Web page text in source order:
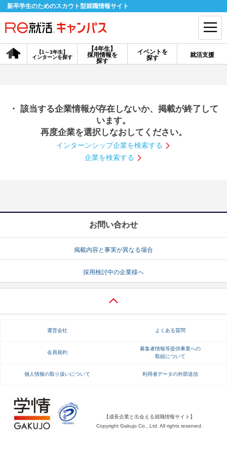
新卒学生のためのスカウト型就職情報サイト
【4年生】
採用情報を
探す
【1～3年生】
インターンを探す
イベントを
探す
就活支援
会員登録 ログイン
探す
【4年生】
説明会を探す
インターンを探す
就活ノウハウ・サポート
就活支援
就活ノウハウが満載！ お役立ち記事・相談室など
適職診断 就活チャンネル
・ 該当する企業情報が存在しないか、掲載が終了して
います。
再度企業を選択しなおしてください。
インターンシップ企業を検索する
企業を検索する
お問い合わせ
掲載内容と事実が異なる場合
採用検討中の企業様へ
運営会社 よくある質問
会員規約
募集者情報等提供事業への
取組について
個人情報の取り扱いについて 利用者データの外部送信
【成長企業と出会える就職情報サイト】
Copyright Gakujo Co., Ltd. All rights reserved.